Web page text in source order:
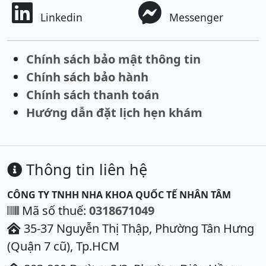
Linkedin Messenger
Chính sách bảo mật thông tin
Chính sách bảo hành
Chính sách thanh toán
Hướng dẫn đặt lịch hẹn khám
Thông tin liên hệ
CÔNG TY TNHH NHA KHOA QUỐC TẾ NHÂN TÂM
Mã số thuế: 0318671049
35-37 Nguyễn Thị Thập, Phường Tân Hưng
(Quận 7 cũ), Tp.HCM